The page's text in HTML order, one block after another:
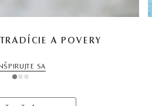
A POVERY
SA
1 2 3